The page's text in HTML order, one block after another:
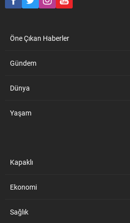
hazırlık kurslarıyla ilgili,
Yetiştirme ve...
Öne Çıkan Haberler
Gündem
Dünya
Yaşam
Kapaklı
Ekonomi
Sağlık